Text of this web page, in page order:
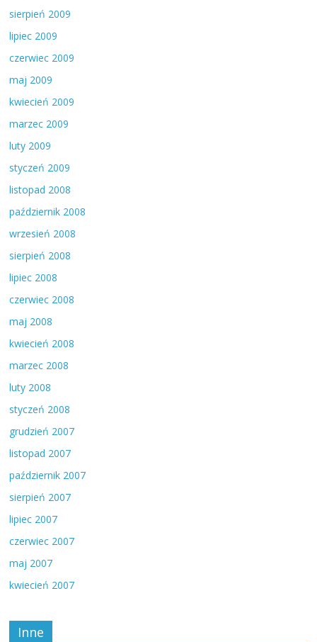
sierpień 2009
lipiec 2009
czerwiec 2009
maj 2009
kwiecień 2009
marzec 2009
luty 2009
styczeń 2009
listopad 2008
październik 2008
wrzesień 2008
sierpień 2008
lipiec 2008
czerwiec 2008
maj 2008
kwiecień 2008
marzec 2008
luty 2008
styczeń 2008
grudzień 2007
listopad 2007
październik 2007
sierpień 2007
lipiec 2007
czerwiec 2007
maj 2007
kwiecień 2007
Inne